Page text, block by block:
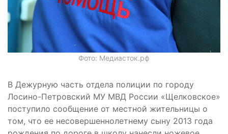
Фото: Медиасток.рф
В Дежурную часть отдела полиции по городу
Лосино-Петровский МУ МВД России «Щелковское»
поступило сообщение от местной жительницы о
том, что ее несовершеннолетнему сыну 2013 года